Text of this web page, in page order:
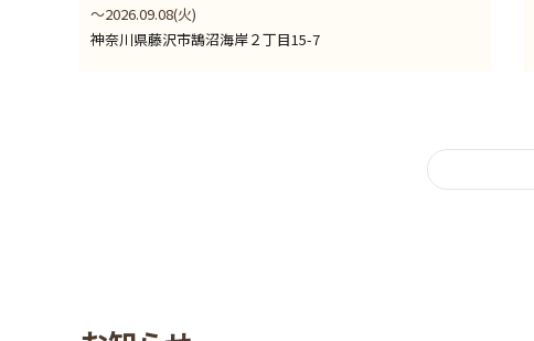
〜2026.09.08(火)
神奈川県藤沢市鵠沼海岸２丁目15-7